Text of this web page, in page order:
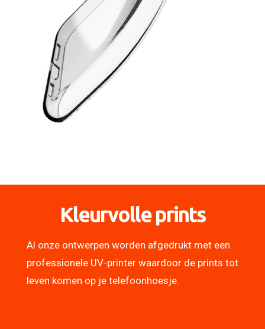
Kleurvolle prints
Al onze ontwerpen worden afgedrukt met een
professionele UV-printer waardoor de prints tot
leven komen op je telefoonhoesje.